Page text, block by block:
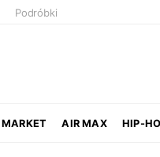
Podróbki
MARKET AIR MAX HIP-